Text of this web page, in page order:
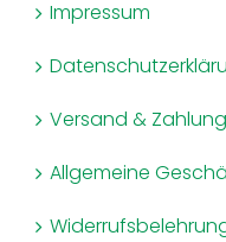
Impressum
Versand & Zahlung
Allgemeine